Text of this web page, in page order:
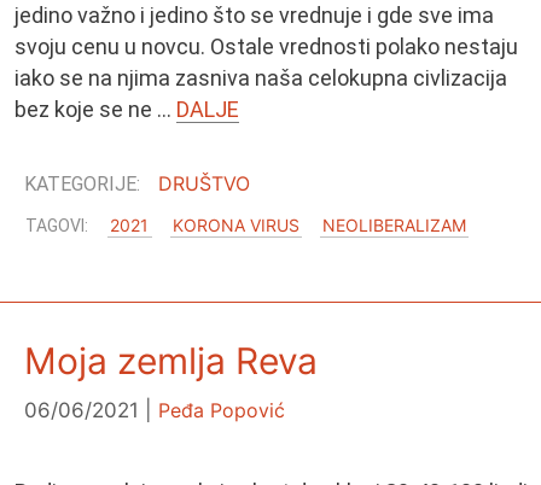
jedino važno i jedino što se vrednuje i gde sve ima
svoju cenu u novcu. Ostale vrednosti polako nestaju
iako se na njima zasniva naša celokupna civlizacija
bez koje se ne … DALJE
DRUŠTVO
2021 KORONA VIRUS NEOLIBERALIZAM
Moja zemlja Reva
06/06/2021 Peđa Popović